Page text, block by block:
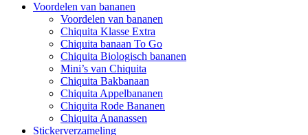
Voordelen van bananen
Voordelen van bananen
Chiquita Klasse Extra
Chiquita banaan To Go
Chiquita Biologisch bananen
Mini’s van Chiquita
Chiquita Bakbanaan
Chiquita Appelbananen
Chiquita Rode Bananen
Chiquita Ananassen
Stickerverzameling